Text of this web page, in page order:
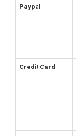
Paypal
Credit Card